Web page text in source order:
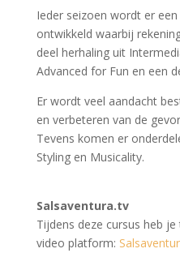
Ieder seizoen wordt er
ontwikkeld waarbij
deel herhaling uit
Advanced for Fun en een
Er wordt veel aandacht
en verbeteren van de
Tevens komen er
Styling en Musicality.
Salsaventura.tv
Tijdens deze cursus heb
video platform: